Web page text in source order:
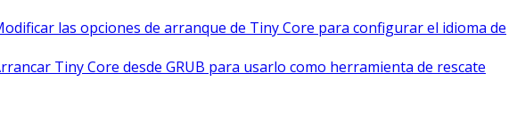
las opciones de arranque de Tiny Core para configurar el idioma de
Tiny Core desde GRUB para usarlo como herramienta de rescate